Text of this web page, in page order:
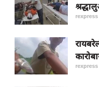
rexpress
rexpress